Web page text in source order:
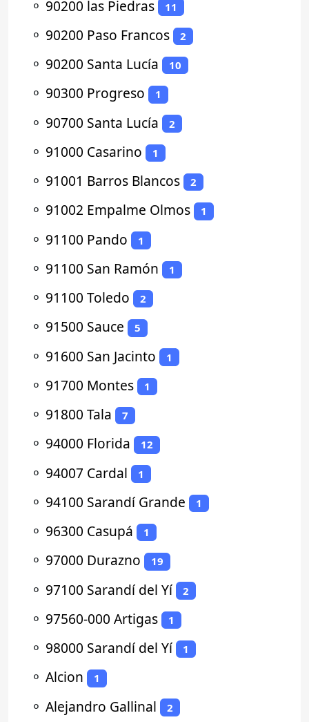
⚬ 90200 las Piedras 11
⚬ 90200 Paso Francos 2
⚬ 90200 Santa Lucía 10
⚬ 90300 Progreso 1
⚬ 90700 Santa Lucía 2
⚬ 91000 Casarino 1
⚬ 91001 Barros Blancos 2
⚬ 91002 Empalme Olmos 1
⚬ 91100 Pando 1
⚬ 91100 San Ramón 1
⚬ 91100 Toledo 2
⚬ 91500 Sauce 5
⚬ 91600 San Jacinto 1
⚬ 91700 Montes 1
⚬ 91800 Tala 7
⚬ 94000 Florida 12
⚬ 94007 Cardal 1
⚬ 94100 Sarandí Grande 1
⚬ 96300 Casupá 1
⚬ 97000 Durazno 19
⚬ 97100 Sarandí del Yí 2
⚬ 97560-000 Artigas 1
⚬ 98000 Sarandí del Yí 1
⚬ Alcion 1
⚬ Alejandro Gallinal 2